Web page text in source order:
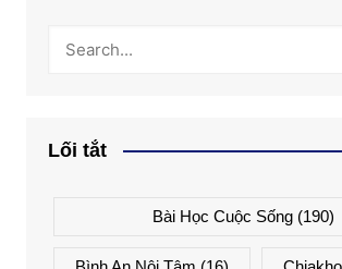
Lối tắt
Bài Học Cuộc Sống (190)